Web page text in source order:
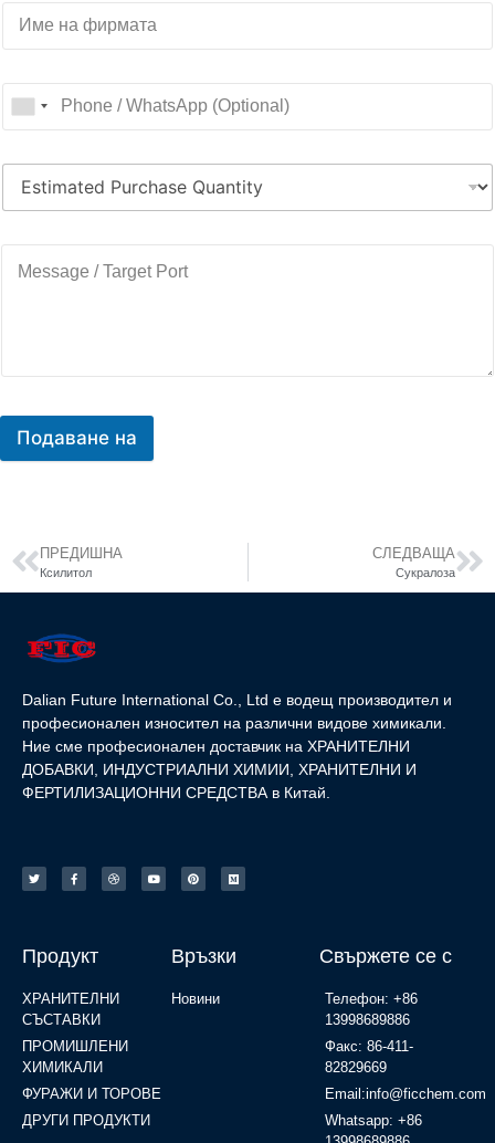
Подаване на
ПРЕДИШНА
Ксилитол
СЛЕДВАЩА
Сукралоза
Dalian Future International Co., Ltd е водещ производител и
професионален износител на различни видове химикали.
Ние сме професионален доставчик на ХРАНИТЕЛНИ
ДОБАВКИ, ИНДУСТРИАЛНИ ХИМИИ, ХРАНИТЕЛНИ И
ФЕРТИЛИЗАЦИОННИ СРЕДСТВА в Китай.
Продукт
ХРАНИТЕЛНИ
СЪСТАВКИ
ПРОМИШЛЕНИ
ХИМИКАЛИ
ФУРАЖИ И ТОРОВЕ
ДРУГИ ПРОДУКТИ
Връзки
Новини
Свържете се с
Телефон: +86
13998689886
Факс: 86-411-
82829669
Email:info@ficchem.com
Whatsapp: +86